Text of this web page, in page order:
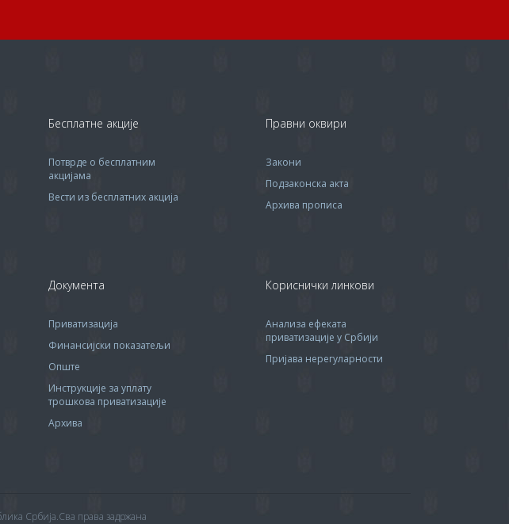
Бесплатне акције
Потврде о бесплатним
акцијама
Вести из бесплатних акција
Документа
Приватизација
Финансијски показатељи
Опште
Инструкције за уплату
трошкова приватизације
Архива
Правни оквири
Закони
Подзаконска акта
Архива прописa
Кориснички линкови
Анализа ефеката
приватизације у Србији
Пријава нерегуларности
Србија.Сва права задржана